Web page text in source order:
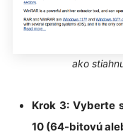
ako
Krok 3: Vyberte
10 (64-bitovú